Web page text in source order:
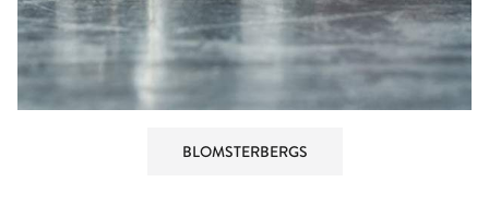
BLOMSTERBERGS